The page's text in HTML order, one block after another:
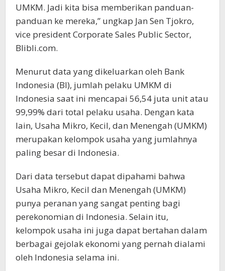
UMKM. Jadi kita bisa memberikan panduan-
panduan ke mereka,” ungkap Jan Sen Tjokro,
vice president Corporate Sales Public Sector,
Blibli.com.
Menurut data yang dikeluarkan oleh Bank
Indonesia (BI), jumlah pelaku UMKM di
Indonesia saat ini mencapai 56,54 juta unit atau
99,99% dari total pelaku usaha. Dengan kata
lain, Usaha Mikro, Kecil, dan Menengah (UMKM)
merupakan kelompok usaha yang jumlahnya
paling besar di Indonesia.
Dari data tersebut dapat dipahami bahwa
Usaha Mikro, Kecil dan Menengah (UMKM)
punya peranan yang sangat penting bagi
perekonomian di Indonesia. Selain itu,
kelompok usaha ini juga dapat bertahan dalam
berbagai gejolak ekonomi yang pernah dialami
oleh Indonesia selama ini.